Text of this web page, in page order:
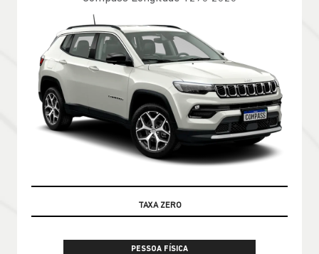
100% DA TABELA FIPE NO SEU USADO
PESSOA FÍSICA